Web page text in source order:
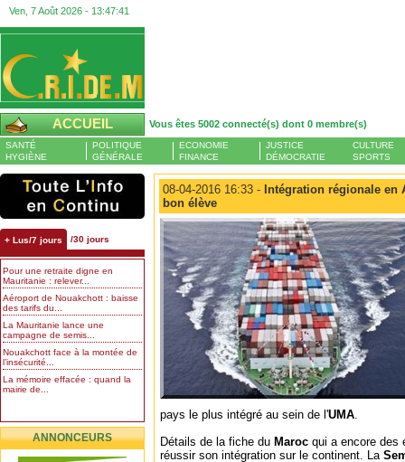
Ven, 7 Août 2026 - 13:47:42
ACCUEIL Vous êtes 5002 connecté(s) dont 0 membre(s)
SANTÉ
HYGIÈNE
POLITIQUE
GÉNÉRALE
ECONOMIE
FINANCE
JUSTICE
DÉMOCRATIE
CULTURE
SPORTS
+ Lus/7 jours /30 jours
Pour une retraite digne en
Mauritanie : relever...
Aéroport de Nouakchott : baisse
des tarifs du...
La Mauritanie lance une
campagne de semis...
Nouakchott face à la montée de
l’insécurité...
La mémoire effacée : quand la
mairie de...
ANNONCEURS
08-04-2016 16:33 - Intégration régionale en
bon élève
pays le plus intégré au sein de l'UMA.
Détails de la fiche du Maroc qui a encore des
réussir son intégration sur le continent. La